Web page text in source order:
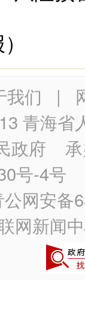
我们 |
青海省
政府 承
号-4号
网安备
网新闻